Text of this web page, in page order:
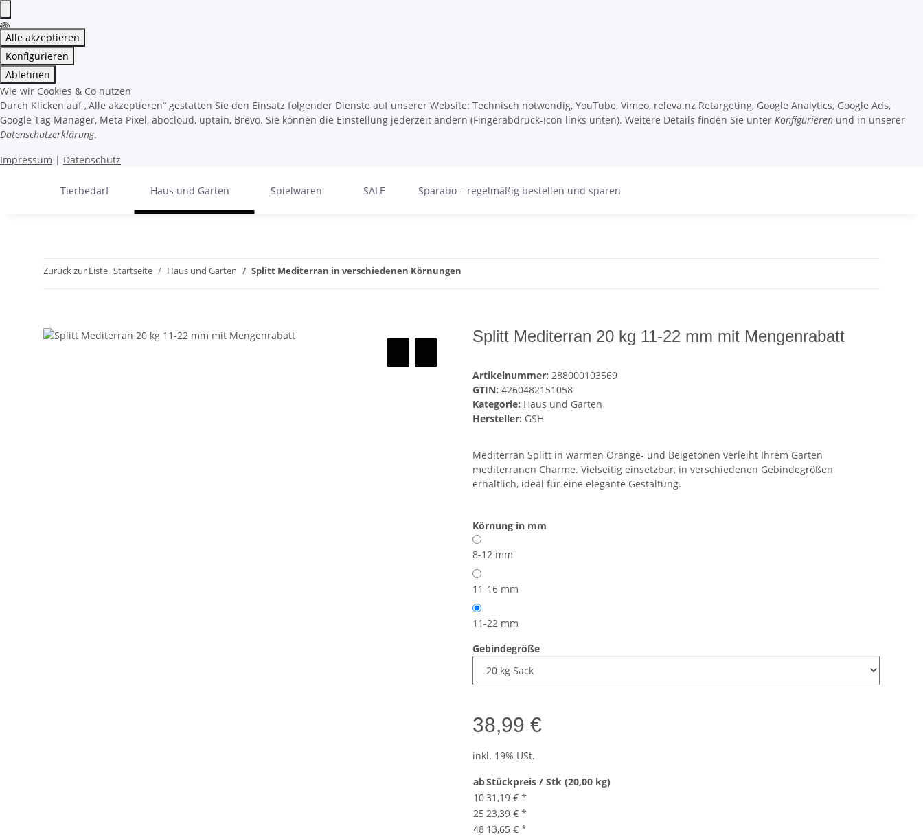
Alle akzeptieren
Konfigurieren
Ablehnen
Wie wir Cookies & Co nutzen
Durch Klicken auf „Alle akzeptieren“ gestatten Sie den Einsatz folgender Dienste auf unserer Website: Technisch notwendig, YouTube, Vimeo, releva.nz Retargeting, Google Analytics, Google Ads,
Google Tag Manager, Meta Pixel, abocloud, uptain, Brevo. Sie können die Einstellung jederzeit ändern (Fingerabdruck-Icon links unten). Weitere Details finden Sie unter Konfigurieren und in unserer
Datenschutzerklärung.
Impressum | Datenschutz
Tierbedarf Haus und Garten Spielwaren SALE Sparabo – regelmäßig bestellen und sparen
Zurück zur Liste Startseite Haus und Garten Splitt Mediterran in verschiedenen Körnungen
Splitt Mediterran 20 kg 11-22 mm mit Mengenrabatt
Artikelnummer: 288000103569
GTIN: 4260482151058
Kategorie: Haus und Garten
Hersteller: GSH
Mediterran Splitt in warmen Orange- und Beigetönen verleiht Ihrem Garten
mediterranen Charme. Vielseitig einsetzbar, in verschiedenen Gebindegrößen
erhältlich, ideal für eine elegante Gestaltung.
Körnung in mm
8-12 mm
11-16 mm
11-22 mm
Gebindegröße
38,99 €
inkl. 19% USt.
abStückpreis / Stk (20,00 kg)
1031,19 € *
25 23,39 € *
48 13,65 € *